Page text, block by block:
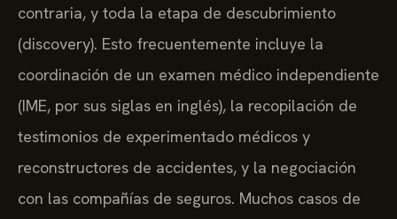
contraria, y toda la etapa de descubrimiento
(discovery). Esto frecuentemente incluye la
coordinación de un examen médico independiente
(IME, por sus siglas en inglés), la recopilación de
testimonios de experimentado médicos y
reconstructores de accidentes, y la negociación
con las compañías de seguros. Muchos casos de